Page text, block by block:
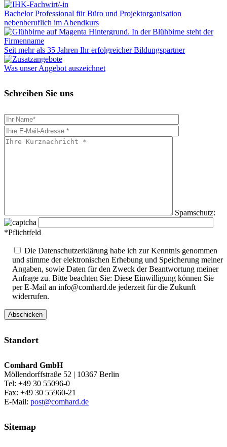
Bachelor Professional für Büro und Projektorganisation
nebenberuflich im Abendkurs
Seit mehr als 35 Jahren Ihr erfolgreicher Bildungspartner
Was unser Angebot auszeichnet
Schreiben Sie uns
Bitte
füllen
Sie
Please
leave
Spamschutz:
*Pflichtfeld
Die Datenschutzerklärung habe ich zur Kenntnis genommen
und stimme der elektronischen Erhebung und Speicherung meiner
Angaben, sowie Daten für den Zweck der Beantwortung meiner
Anfrage zu. Bitte beachten Sie: Diese Einwilligung können Sie
per E-Mail an info@comhard.de jederzeit für die Zukunft
widerrufen.
Standort
Comhard GmbH
Möllendorffstraße 52 | 10367 Berlin
Tel: +49 30 55096-0
Fax: +49 30 55960-21
E-Mail: post@comhard.de
Sitemap